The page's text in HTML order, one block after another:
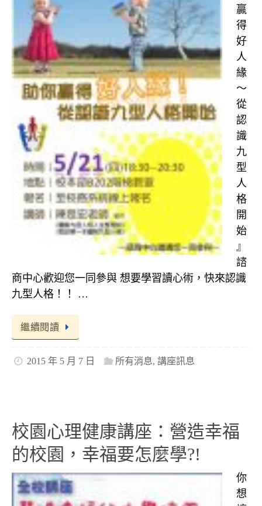
贏
得
好
人
緣
～
從
認
識
九
型
人
格
開
始
』
諮
商中心歡迎您一同參與 想要學習讀心術，快來認識
九型人格！！ …
繼續閱讀
2015 年 5 月 7 日 所有消息, 講座訊息
校園心理健康講座：營造幸福
的校園，幸福要怎麼學?!
你
想